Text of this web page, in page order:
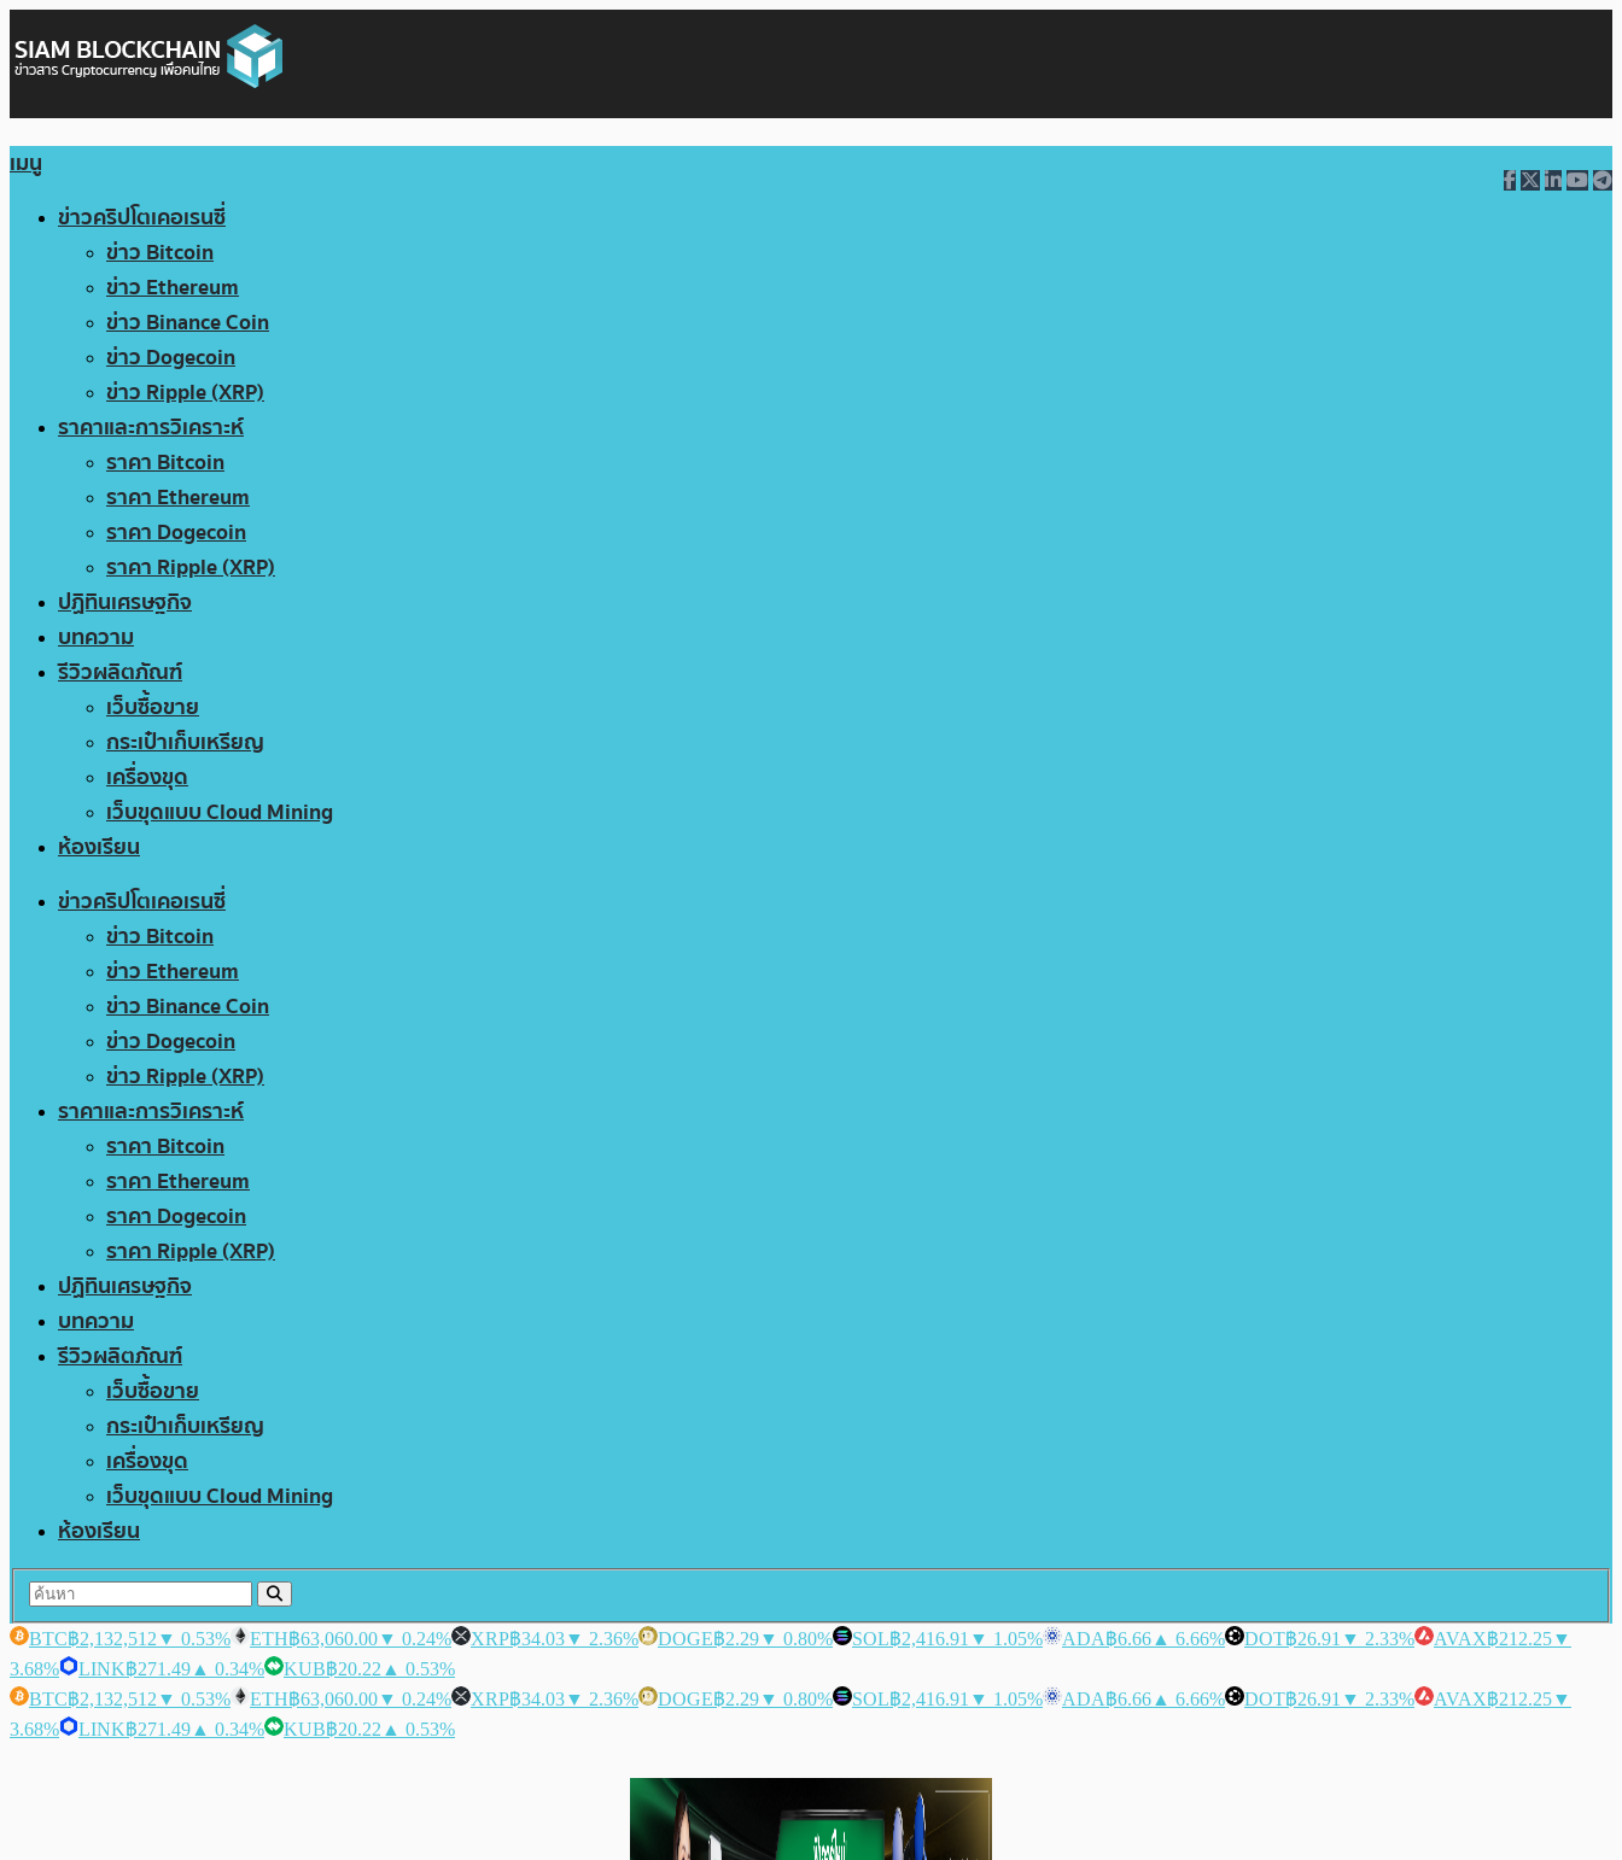
เมนู
ข่าวคริปโตเคอเรนซี่
ข่าว Bitcoin
ข่าว Ethereum
ข่าว Binance Coin
ข่าว Dogecoin
ข่าว Ripple (XRP)
ราคาและการวิเคราะห์
ราคา Bitcoin
ราคา Ethereum
ราคา Dogecoin
ราคา Ripple (XRP)
ปฏิทินเศรษฐกิจ
บทความ
รีวิวผลิตภัณฑ์
เว็บซื้อขาย
กระเป๋าเก็บเหรียญ
เครื่องขุด
เว็บขุดแบบ Cloud Mining
ห้องเรียน
ข่าวคริปโตเคอเรนซี่
ข่าว Bitcoin
ข่าว Ethereum
ข่าว Binance Coin
ข่าว Dogecoin
ข่าว Ripple (XRP)
ราคาและการวิเคราะห์
ราคา Bitcoin
ราคา Ethereum
ราคา Dogecoin
ราคา Ripple (XRP)
ปฏิทินเศรษฐกิจ
บทความ
รีวิวผลิตภัณฑ์
เว็บซื้อขาย
กระเป๋าเก็บเหรียญ
เครื่องขุด
เว็บขุดแบบ Cloud Mining
ห้องเรียน
BTC฿2,132,512 ▼ 0.53% ETH฿63,060.00▼ 0.24% XRP฿34.03▼ 2.36% DOGE฿2.29▼ 0.80% SOL฿2,416.91 ▼ 1.05% ADA฿6.66 ▲ 6.66% DOT฿26.91 ▼ 2.33% AVAX฿212.25▼
3.68%
LINK฿271.49 ▲ 0.34% KUB฿20.22 ▲ 0.53%
BTC฿2,132,512 ▼ 0.53% ETH฿63,060.00▼ 0.24% XRP฿34.03▼ 2.36% DOGE฿2.29▼ 0.80% SOL฿2,416.91 ▼ 1.05% ADA฿6.66 ▲ 6.66% DOT฿26.91 ▼ 2.33% AVAX฿212.25▼
3.68%
LINK฿271.49 ▲ 0.34% KUB฿20.22 ▲ 0.53%